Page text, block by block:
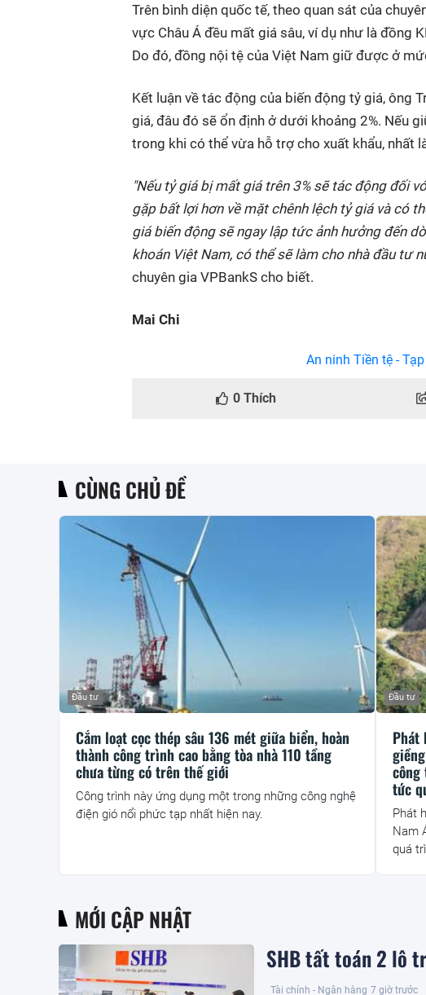
Trên bình diện quốc tế, theo quan sát của
vực Châu Á đều mất giá sâu, ví dụ như là đồng
Do đó, đồng nội tệ của Việt Nam giữ được ở
Kết luận về tác động của biến động tỷ giá, ông
giá, đâu đó sẽ ổn định ở dưới khoảng 2%. Nếu
trong khi có thể vừa hỗ trợ cho xuất khẩu, nhất
"Nếu tỷ giá bị mất giá trên 3% sẽ tác động đối
gặp bất lợi hơn về mặt chênh lệch tỷ giá và có
giá biến động sẽ ngay lập tức ảnh hưởng đến
khoán Việt Nam, có thể sẽ làm cho nhà đầu tư
chuyên gia VPBankS cho biết.
Mai Chi
An ninh Tiền tệ -
0 Thích
CÙNG CHỦ ĐỀ
Cắm loạt cọc thép sâu 136 mét giữa biển, hoàn
thành công trình cao bằng tòa nhà 110 tầng
chưa từng có trên thế giới
Đầu tư
Công trình này ứng dụng một trong những công nghệ
điện gió nổi phức tạp nhất hiện nay.
Phát
công
tức
Đầu tư
Phát
Nam
quá
MỚI CẬP NHẬT
SHB tất toán 2 lô
Tài chính - Ngân hàng 7 giờ trước